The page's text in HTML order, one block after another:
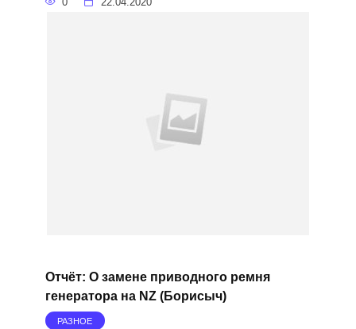
Отчёт: О замене приводного ремня
генератора на NZ (Борисыч)
РАЗНОЕ